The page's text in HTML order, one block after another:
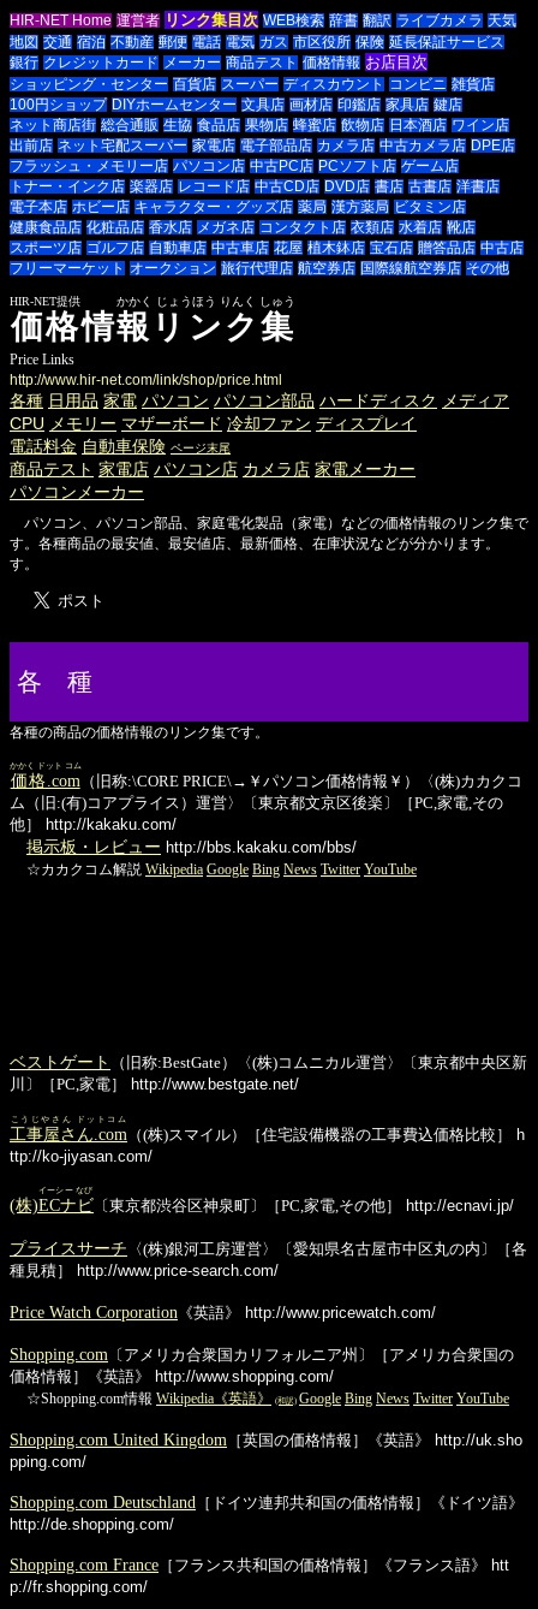
HIR-NET Home 運営者 リンク集目次 WEB検索 辞書 翻訳 ライブカメラ 天気
地図 交通 宿泊 不動産 郵便 電話 電気 ガス 市区役所 保険 延長保証サービス
銀行 クレジットカード メーカー 商品テスト 価格情報 お店目次
ショッピング・センター 百貨店 スーパー ディスカウント コンビニ 雑貨店
100円ショップ DIYホームセンター 文具店 画材店 印鑑店 家具店 鍵店
ネット商店街 総合通販 生協 食品店 果物店 蜂蜜店 飲物店 日本酒店 ワイン店
出前店 ネット宅配スーパー 家電店 電子部品店 カメラ店 中古カメラ店 DPE店
フラッシュ・メモリー店 パソコン店 中古PC店 PCソフト店 ゲーム店
トナー・インク店 楽器店 レコード店 中古CD店 DVD店 書店 古書店 洋書店
電子本店 ホビー店 キャラクター・グッズ店 薬局 漢方薬局 ビタミン店
健康食品店 化粧品店 香水店 メガネ店 コンタクト店 衣類店 水着店 靴店
スポーツ店 ゴルフ店 自動車店 中古車店 花屋 植木鉢店 宝石店 贈答品店 中古店
フリーマーケット
オークション 旅行代理店 航空券店 国際線航空券店 その他
価格情報リンク集
HIR-NET提供 かかく じょうほう りんく しゅう
Price Links
http://www.hir-net.com/link/shop/price.html
各種 日用品 家電 パソコン パソコン部品 ハードディスク メディア
CPU メモリー マザーボード 冷却ファン ディスプレイ
電話料金 自動車保険 ページ末尾
商品テスト 家電店 パソコン店 カメラ店 家電メーカー
パソコンメーカー
パソコン、パソコン部品、家庭電化製品（家電）などの価格情報のリンク集で
す。各種商品の最安値、最安値店、最新価格、在庫状況などが分かります。
す。
各 種
各種の商品の価格情報のリンク集です。
価格.com
かかく ドット コム
（旧称:\CORE PRICE\→￥パソコン価格情報￥）〈(株)カカクコ
ム（旧:(有)コアプライス）運営〉〔東京都文京区後楽〕［PC,家電,その
他］
http://kakaku.com/
掲示板・レビュー http://bbs.kakaku.com/bbs/
☆カカクコム解説 Wikipedia Google Bing News Twitter YouTube
ベストゲート
（旧称:BestGate）〈(株)コムニカル運営〉〔東京都中央区新
川〕［PC,家電］
http://www.bestgate.net/
工事屋さん.com
こうじやさん ドットコム
（(株)スマイル）［住宅設備機器の工事費込価格比較］
h
ttp://ko-jiyasan.com/
(株)ECナビ
イーシー なび
〔東京都渋谷区神泉町〕［PC,家電,その他］ http://ecnavi.jp/
プライスサーチ 〈(株)銀河工房運営〉〔愛知県名古屋市中区丸の内〕［各
種見積］
http://www.price-search.com/
Price Watch Corporation 《英語》 http://www.pricewatch.com/
Shopping.com 〔アメリカ合衆国カリフォルニア州〕［アメリカ合衆国の
価格情報］《英語》
http://www.shopping.com/
☆Shopping.com情報 Wikipedia《英語》 (和訳) Google Bing News Twitter YouTube
Shopping.com United Kingdom ［英国の価格情報］《英語》
http://uk.sho
pping.com/
Shopping.com Deutschland ［ドイツ連邦共和国の価格情報］《ドイツ語》
http://de.shopping.com/
Shopping.com France ［フランス共和国の価格情報］《フランス語》
htt
p://fr.shopping.com/